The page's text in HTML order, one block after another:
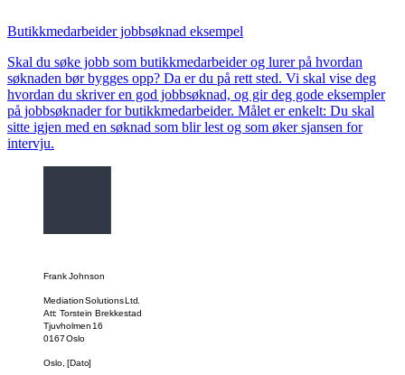
Butikkmedarbeider jobbsøknad eksempel
Skal du søke jobb som butikkmedarbeider og lurer på hvordan
søknaden bør bygges opp? Da er du på rett sted. Vi skal vise deg
hvordan du skriver en god jobbsøknad, og gir deg gode eksempler
på jobbsøknader for butikkmedarbeider. Målet er enkelt: Du skal
sitte igjen med en søknad som blir lest og som øker sjansen for
intervju.